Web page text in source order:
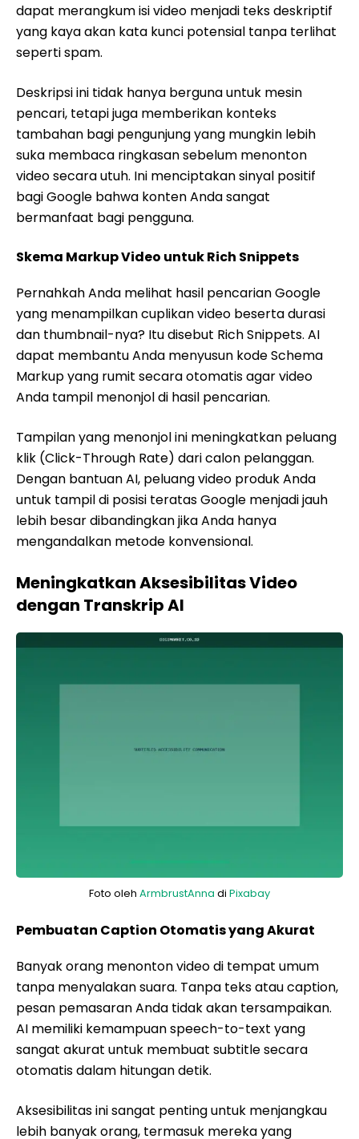
dapat merangkum isi video menjadi teks deskriptif
yang kaya akan kata kunci potensial tanpa terlihat
seperti spam.
Deskripsi ini tidak hanya berguna untuk mesin
pencari, tetapi juga memberikan konteks
tambahan bagi pengunjung yang mungkin lebih
suka membaca ringkasan sebelum menonton
video secara utuh. Ini menciptakan sinyal positif
bagi Google bahwa konten Anda sangat
bermanfaat bagi pengguna.
Skema Markup Video untuk Rich Snippets
Pernahkah Anda melihat hasil pencarian Google
yang menampilkan cuplikan video beserta durasi
dan thumbnail-nya? Itu disebut Rich Snippets. AI
dapat membantu Anda menyusun kode Schema
Markup yang rumit secara otomatis agar video
Anda tampil menonjol di hasil pencarian.
Tampilan yang menonjol ini meningkatkan peluang
klik (Click-Through Rate) dari calon pelanggan.
Dengan bantuan AI, peluang video produk Anda
untuk tampil di posisi teratas Google menjadi jauh
lebih besar dibandingkan jika Anda hanya
mengandalkan metode konvensional.
Meningkatkan Aksesibilitas Video
dengan Transkrip AI
Foto oleh ArmbrustAnna di Pixabay
Pembuatan Caption Otomatis yang Akurat
Banyak orang menonton video di tempat umum
tanpa menyalakan suara. Tanpa teks atau caption,
pesan pemasaran Anda tidak akan tersampaikan.
AI memiliki kemampuan speech-to-text yang
sangat akurat untuk membuat subtitle secara
otomatis dalam hitungan detik.
Aksesibilitas ini sangat penting untuk menjangkau
lebih banyak orang, termasuk mereka yang